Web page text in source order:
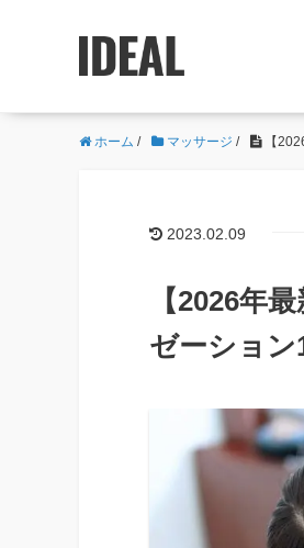
ホーム / マッサージ / 【
2023.02.09
【2026年
ゼーショ